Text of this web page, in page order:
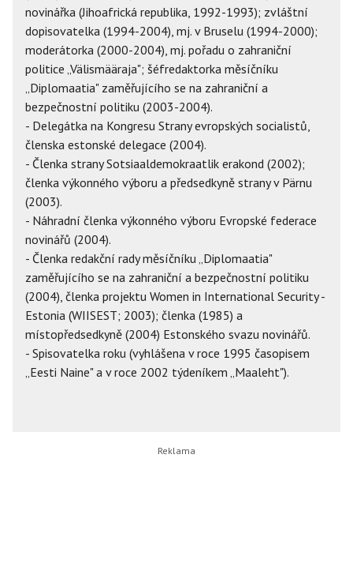
novinářka (Jihoafrická republika, 1992-1993); zvláštní
dopisovatelka (1994-2004), mj. v Bruselu (1994-2000);
moderátorka (2000-2004), mj. pořadu o zahraniční
politice „Välismääraja"; šéfredaktorka měsíčníku
„Diplomaatia" zaměřujícího se na zahraniční a
bezpečnostní politiku (2003-2004).
- Delegátka na Kongresu Strany evropských socialistů,
členska estonské delegace (2004).
- Členka strany Sotsiaaldemokraatlik erakond (2002);
členka výkonného výboru a předsedkyně strany v Pärnu
(2003).
- Náhradní členka výkonného výboru Evropské federace
novinářů (2004).
- Členka redakční rady měsíčníku „Diplomaatia"
zaměřujícího se na zahraniční a bezpečnostní politiku
(2004), členka projektu Women in International Security -
Estonia (WIISEST; 2003); členka (1985) a
místopředsedkyně (2004) Estonského svazu novinářů.
- Spisovatelka roku (vyhlášena v roce 1995 časopisem
„Eesti Naine" a v roce 2002 týdeníkem „Maaleht").